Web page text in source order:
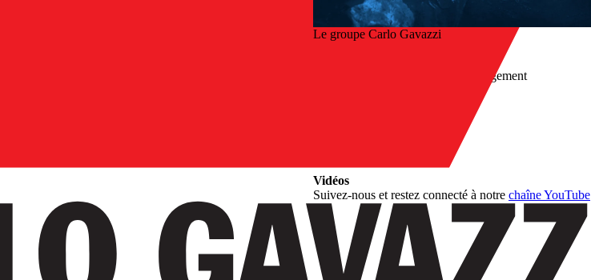
Le groupe Carlo Gavazzi
Centre de téléchargement
Vidéos
Suivez-nous et restez connecté à notre chaîne YouTube